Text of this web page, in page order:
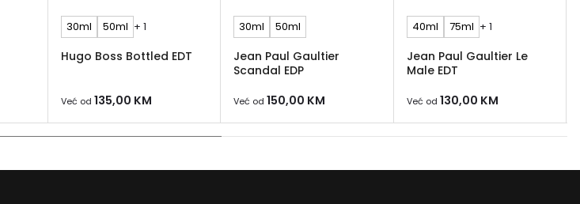
30ml 50ml + 1
Hugo Boss Bottled EDT
Već od 135,00 KM
30ml 50ml
Jean Paul Gaultier
Scandal EDP
Već od 150,00 KM
40ml 75ml + 1
Jean Paul Gaultier Le
Male EDT
Već od 130,00 KM